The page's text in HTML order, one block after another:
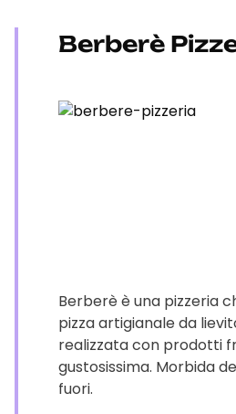
Berberè
Berberè è una pizzeria
pizza artigianale da
realizzata con prodotti
gustosissima. Morbida
fuori.